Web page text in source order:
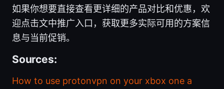
如果你想要直接查看更详细的产品对比和优惠，欢
迎点击文中推广入口，获取更多实际可用的方案信
息与当前促销。
Sources:
How to use protonvpn on your xbox one a